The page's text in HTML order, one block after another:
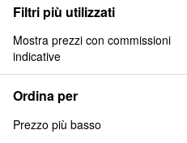
Filtri più utilizzati
Mostra prezzi con commissioni
indicative
Ordina per
Prezzo più basso